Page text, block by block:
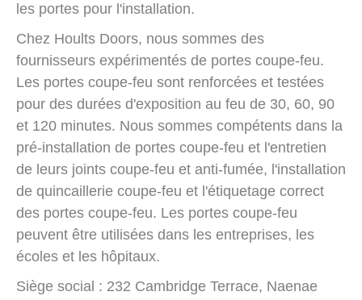
les portes pour l'installation.
Chez Hoults Doors, nous sommes des
fournisseurs expérimentés de portes coupe-feu.
Les portes coupe-feu sont renforcées et testées
pour des durées d'exposition au feu de 30, 60, 90
et 120 minutes. Nous sommes compétents dans la
pré-installation de portes coupe-feu et l'entretien
de leurs joints coupe-feu et anti-fumée, l'installation
de quincaillerie coupe-feu et l'étiquetage correct
des portes coupe-feu. Les portes coupe-feu
peuvent être utilisées dans les entreprises, les
écoles et les hôpitaux.
Siège social : 232 Cambridge Terrace, Naenae